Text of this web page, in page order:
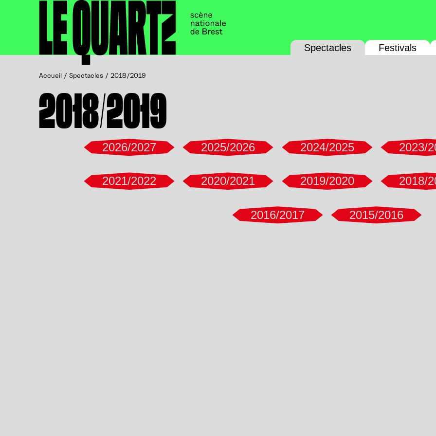
Panneau de gestion des cookies
Spectacles Festivals
Accueil / Spectacles / 2018/2019
2018/2019
2026/2027 2025/2026 2024/2025 2023/
2021/2022 2020/2021 2019/2020 2018/
2016/2017 2015/2016